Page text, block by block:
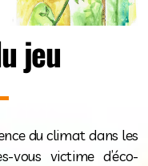
jeu
du climat dans les
vous victime d’éco-